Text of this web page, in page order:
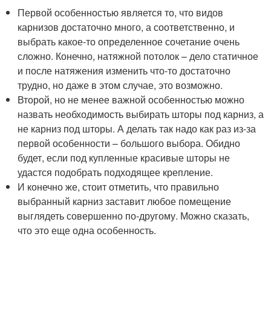
Первой особенностью является то, что видов
карнизов достаточно много, а соответственно, и
выбрать какое-то определенное сочетание очень
сложно. Конечно, натяжной потолок – дело статичное
и после натяжения изменить что-то достаточно
трудно, но даже в этом случае, это возможно.
Второй, но не менее важной особенностью можно
назвать необходимость выбирать шторы под карниз, а
не карниз под шторы. А делать так надо как раз из-за
первой особенности – большого выбора. Обидно
будет, если под купленные красивые шторы не
удастся подобрать подходящее крепление.
И конечно же, стоит отметить, что правильно
выбранный карниз заставит любое помещение
выглядеть совершенно по-другому. Можно сказать,
что это еще одна особенность.